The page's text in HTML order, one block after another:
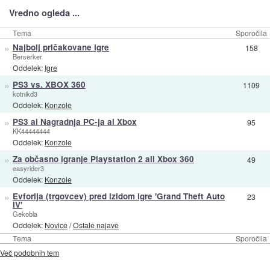
Vredno ogleda ...
Tema Sporočila
Tema Sporočila
» Najbolj pričakovane igre
Berserker
Oddelek: Igre
158
» PS3 vs. XBOX 360
kotnikd3
Oddelek: Konzole
1109
» PS3 al Nagradnja PC-ja al Xbox
KK44444444
Oddelek: Konzole
95
» Za občasno igranje Playstation 2 ali Xbox 360
easyrider3
Oddelek: Konzole
49
» Evforija (trgovcev) pred izidom igre 'Grand Theft Auto
IV'
Gekobla
Oddelek: Novice/Ostale najave
23
Več podobnih tem